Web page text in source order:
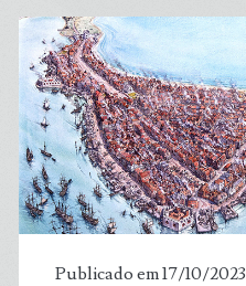
Publicado em 17/10/2023